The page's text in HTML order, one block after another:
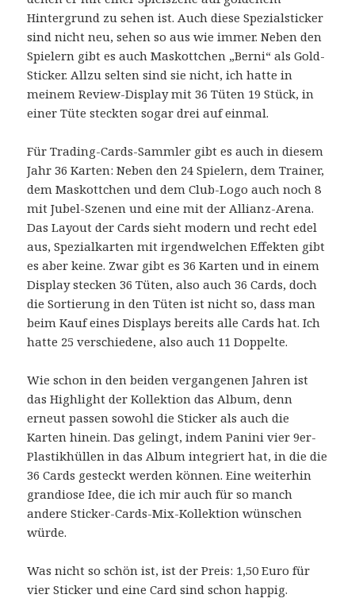
Hintergrund zu sehen ist. Auch diese Spezialsticker
sind nicht neu, sehen so aus wie immer. Neben den
Spielern gibt es auch Maskottchen „Berni“ als Gold-
Sticker. Allzu selten sind sie nicht, ich hatte in
meinem Review-Display mit 36 Tüten 19 Stück, in
einer Tüte steckten sogar drei auf einmal.
Für Trading-Cards-Sammler gibt es auch in diesem
Jahr 36 Karten: Neben den 24 Spielern, dem Trainer,
dem Maskottchen und dem Club-Logo auch noch 8
mit Jubel-Szenen und eine mit der Allianz-Arena.
Das Layout der Cards sieht modern und recht edel
aus, Spezialkarten mit irgendwelchen Effekten gibt
es aber keine. Zwar gibt es 36 Karten und in einem
Display stecken 36 Tüten, also auch 36 Cards, doch
die Sortierung in den Tüten ist nicht so, dass man
beim Kauf eines Displays bereits alle Cards hat. Ich
hatte 25 verschiedene, also auch 11 Doppelte.
Wie schon in den beiden vergangenen Jahren ist
das Highlight der Kollektion das Album, denn
erneut passen sowohl die Sticker als auch die
Karten hinein. Das gelingt, indem Panini vier 9er-
Plastikhüllen in das Album integriert hat, in die die
36 Cards gesteckt werden können. Eine weiterhin
grandiose Idee, die ich mir auch für so manch
andere Sticker-Cards-Mix-Kollektion wünschen
würde.
Was nicht so schön ist, ist der Preis: 1,50 Euro für
vier Sticker und eine Card sind schon happig.